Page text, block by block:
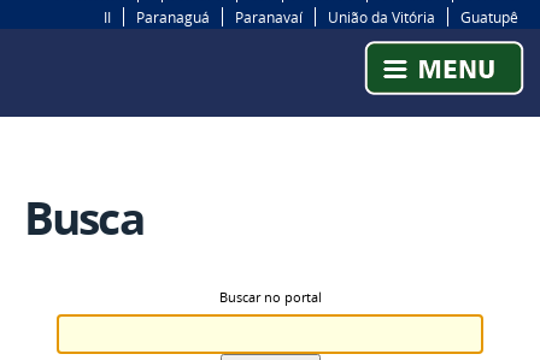
II
Paranaguá Paranavaí União da Vitória Guatupê
Busca
Buscar no portal